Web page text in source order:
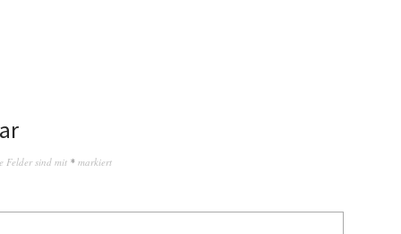
Felder sind mit * markiert